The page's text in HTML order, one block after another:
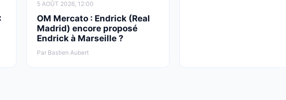
5 AOÛT 2026, 12:00
OM Mercato : Endrick (Real
Madrid) encore proposé
Endrick à Marseille ?
Par Bastien Aubert